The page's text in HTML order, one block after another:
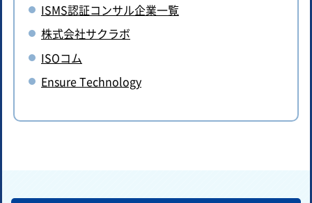
ISMS認証コンサル企業一覧
株式会社サクラボ
ISOコム
Ensure Technology